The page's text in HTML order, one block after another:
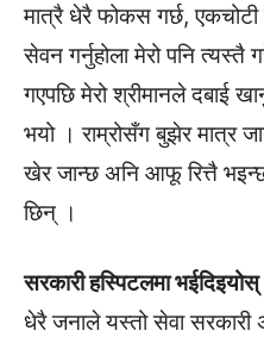
मात्रै धेरै फोकस गर्छ, एकचोटी
सेवन गर्नुहोला मेरो पनि त्यस्तै
गएपछि मेरो श्रीमानले दबाई
भयो । राम्रोसँग बुझेर मात्र
खेर जान्छ अनि आफू रित्तै
छिन् ।
सरकारी हस्पिटलमा भईदिइयोस्
धेरै जनाले यस्तो सेवा सरकारी